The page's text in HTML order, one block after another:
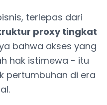
terlepas dari
proxy tingkat
bahwa akses yang
hak istimewa - itu
pertumbuhan di era